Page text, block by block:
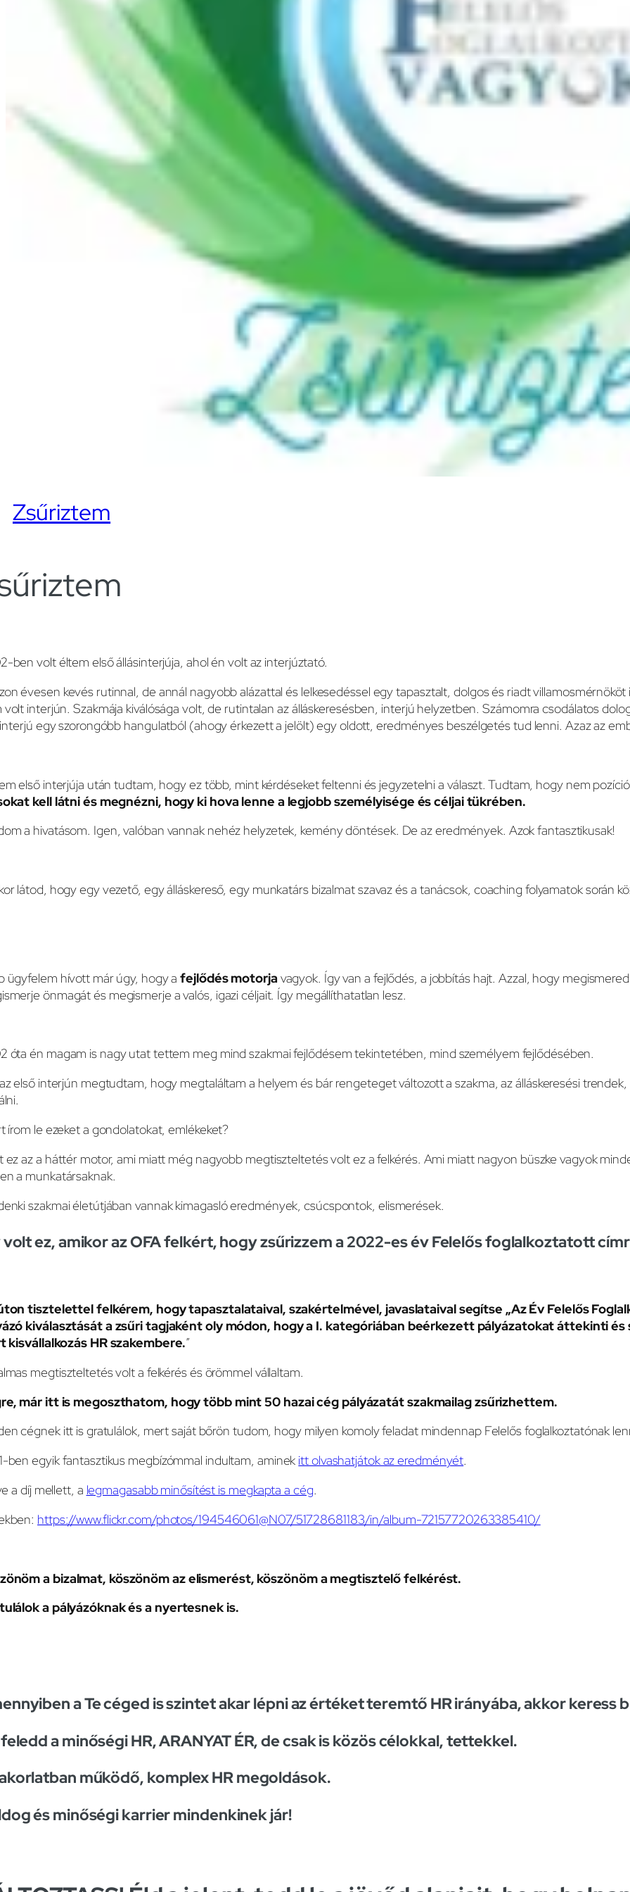
Zsűriztem
ben volt éltem első állásinterjúja, ahol én volt az interjúztató.
évesen kevés rutinnal, de annál nagyobb alázattal és lelkesedéssel egy tapasztalt, dolgos és riadt
volt interjún. Szakmája kiválósága volt, de rutintalan az álláskeresésben, interjú helyzetben. Számomra csodálatos
egy szorongóbb hangulatból (ahogy érkezett a jelölt) egy oldott, eredményes beszélgetés tud lenni. Azaz az
első interjúja után tudtam, hogy ez több, mint kérdéseket feltenni és jegyzetelni a választ. Tudtam, hogy nem
kell látni és megnézni, hogy ki hova lenne a legjobb személyisége és céljai tükrében.
a hivatásom. Igen, valóban vannak nehéz helyzetek, kemény döntések. De az eredmények. Azok fantasztikusak!
látod, hogy egy vezető, egy álláskereső, egy munkatárs bizalmat szavaz és a tanácsok, coaching folyamatok során
ügyfelem hívott már úgy, hogy afejlődés motorja vagyok. Így van a fejlődés, a jobbítás hajt. Azzal, hogy
önmagát és megismerje a valós, igazi céljait. Így megállíthatatlan lesz.
óta én magam is nagy utat tettem meg mind szakmai fejlődésem tekintetében, mind személyem fejlődésében.
első interjún megtudtam, hogy megtaláltam a helyem és bár rengeteget változott a szakma, az álláskeresési
írom le ezeket a gondolatokat, emlékeket?
ez az a háttér motor, ami miatt még nagyobb megtiszteltetés volt ez a felkérés. Ami miatt nagyon büszke vagyok
a munkatársaknak.
szakmai életútjában vannak kimagasló eredmények, csúcspontok, elismerések.
ez, amikor az OFA felkért, hogy zsűrizzem a 2022-es év Felelős foglalkoztatott
tisztelettel felkérem, hogy tapasztalataival, szakértelmével, javaslataival segítse „Az Év Felelős
kiválasztását a zsűri tagjaként oly módon, hogy a I. kategóriában beérkezett pályázatokat áttekinti
kisvállalkozás HR szakembere.”
megtiszteltetés volt a felkérés és örömmel vállaltam.
már itt is megoszthatom, hogy több mint 50 hazai cég pályázatát szakmailag zsűrizhettem.
cégnek itt is gratulálok, mert saját bőrön tudom, hogy milyen komoly feladat mindennap Felelős foglalkoztatónak
ben egyik fantasztikus megbízómmal indultam, aminek itt olvashatjátok az eredményét.
a díj mellett, a legmagasabb minősítést is megkapta a cég.
https://www.flickr.com/photos/194546061@N07/51728681183/in/album-72157720263385410/
a bizalmat, köszönöm az elismerést, köszönöm a megtisztelő felkérést.
a pályázóknak és a nyertesnek is.
a Te céged is szintet akar lépni az értéket teremtő HR irányába, akkor keress
a minőségi HR, ARANYAT ÉR, de csak is közös célokkal, tettekkel.
működő, komplex HR megoldások.
és minőségi karrier mindenkinek jár!